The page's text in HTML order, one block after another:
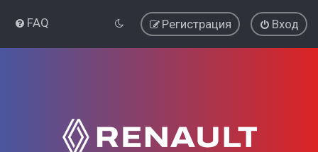
FAQ Вход
Регистрация